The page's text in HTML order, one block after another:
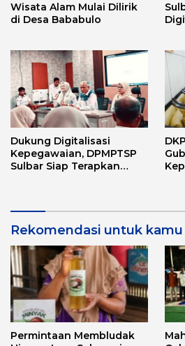
Wisata Alam Mulai Dilirik
di Desa Bababulo
Dukung Digitalisasi
Kepegawaian, DPMPTSP
Sulbar Siap Terapkan
Rekomendasi untuk kamu
Permintaan Membludak